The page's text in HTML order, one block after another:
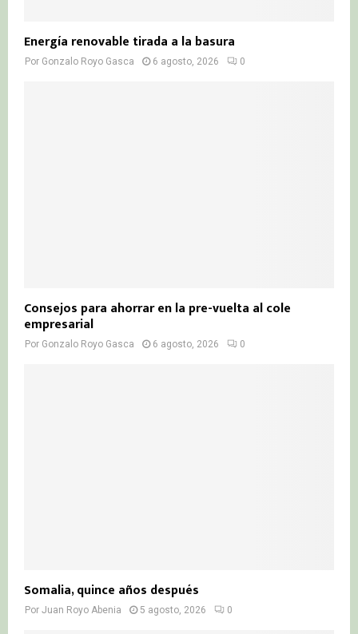
Energía renovable tirada a la basura
Por Gonzalo Royo Gasca 6 agosto, 2026 0
Consejos para ahorrar en la pre-vuelta al cole
empresarial
Por Gonzalo Royo Gasca 6 agosto, 2026 0
Somalia, quince años después
Por Juan Royo Abenia 5 agosto, 2026 0